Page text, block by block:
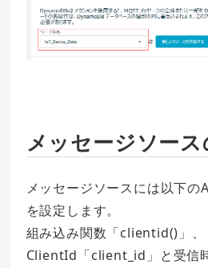
メッセージソース
メッセージソースには以下の
を設定します。
組み込み関数「clientid()」
ClientId「client_id」と受信